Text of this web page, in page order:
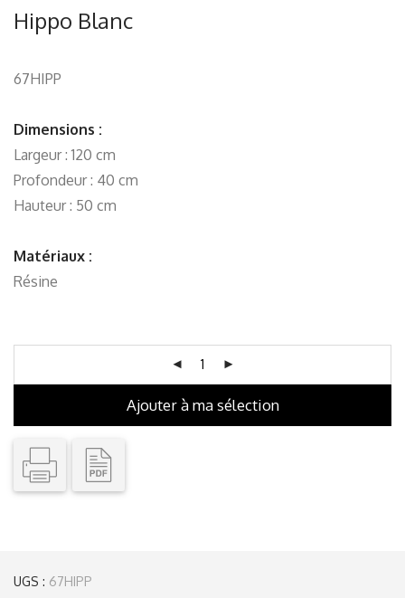
Hippo Blanc
67HIPP
Dimensions :
Largeur : 120 cm
Profondeur : 40 cm
Hauteur : 50 cm
Matériaux :
Résine
Ajouter à ma sélection
UGS : 67HIPP